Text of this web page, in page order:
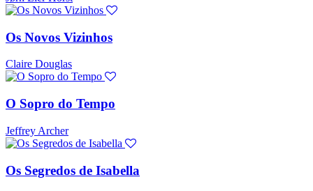
Os Novos Vizinhos
Claire Douglas
O Sopro do Tempo
Jeffrey Archer
Os Segredos de Isabella